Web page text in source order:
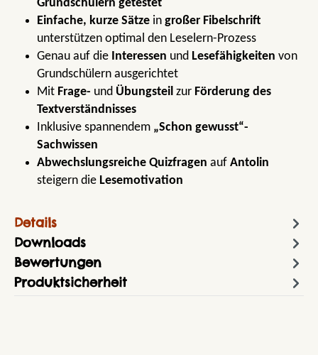
Grundschülern getestet
Einfache, kurze Sätze in großer Fibelschrift
unterstützen optimal den Leselern-Prozess
Genau auf die Interessen und Lesefähigkeiten von
Grundschülern ausgerichtet
Mit Frage- und Übungsteil zur Förderung des
Textverständnisses
Inklusive spannendem „Schon gewusst“-
Sachwissen
Abwechslungsreiche Quizfragen auf Antolin
steigern die Lesemotivation
Details
Downloads
Bewertungen
Produktsicherheit